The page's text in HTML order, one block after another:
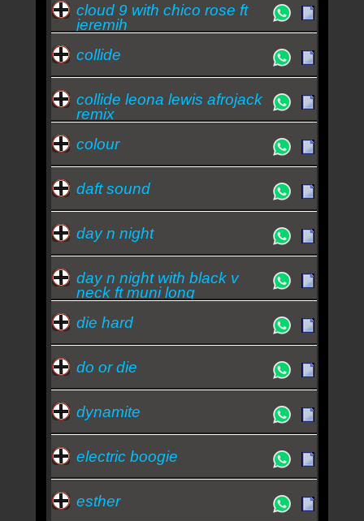
cloud 9 with chico rose ft
jeremih
collide
collide leona lewis afrojack
remix
colour
daft sound
day n night
day n night with black v
neck ft muni long
die hard
do or die
dynamite
electric boogie
esther